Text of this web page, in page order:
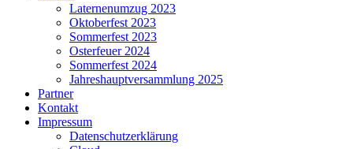
Laternenumzug 2023
Oktoberfest 2023
Sommerfest 2023
Osterfeuer 2024
Sommerfest 2024
Jahreshauptversammlung 2025
Partner
Kontakt
Impressum
Datenschutzerklärung